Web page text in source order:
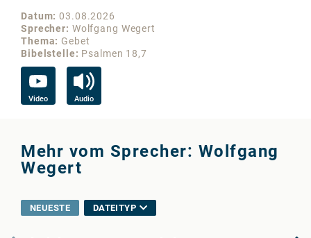
Datum 03.08.2026
Sprecher
Wolfgang Wegert
Thema
Gebet
Bibelstelle
Psalmen 18,7
Video Audio
Mehr vom Sprecher: Wolfgang
Wegert
NEUESTE DATEITYP